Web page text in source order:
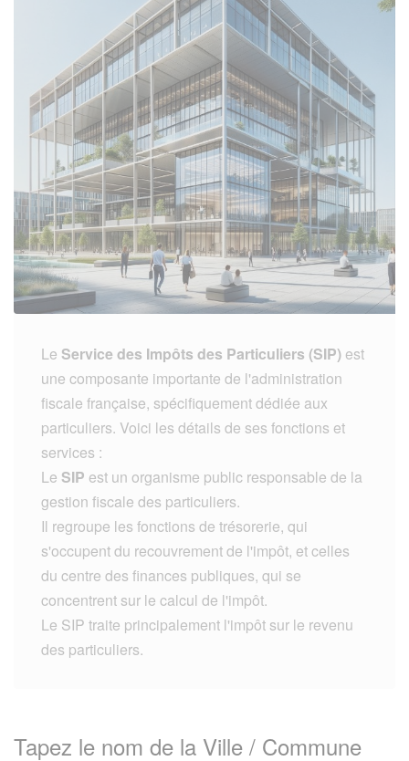
Le Service des Impôts des Particuliers (SIP) est
une composante importante de l'administration
fiscale française, spécifiquement dédiée aux
particuliers. Voici les détails de ses fonctions et
services :
Le SIP est un organisme public responsable de la
gestion fiscale des particuliers.
Il regroupe les fonctions de trésorerie, qui
s'occupent du recouvrement de l'impôt, et celles
du centre des finances publiques, qui se
concentrent sur le calcul de l'impôt.
Le SIP traite principalement l'impôt sur le revenu
des particuliers.
Tapez le nom de la Ville / Commune